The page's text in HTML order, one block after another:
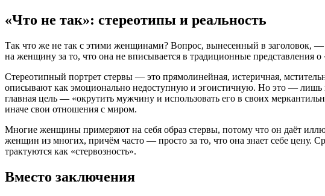
«Что не так»: стереотипы и реальность
Так что же не так с этими женщинами? Вопрос, вынесенный в заголовок,
на женщину за то, что она не вписывается в традиционные представления
Стереотипный портрет стервы — это прямолинейная, истеричная,
описывают как эмоционально недоступную и эгоистичную. Но это — лишь
главная цель — «окрутить мужчину и использовать его в своих
иначе свои отношения с миром.
Многие женщины примеряют на себя образ стервы, потому что он даёт
женщин из многих, причём часто — просто за то, что она знает себе цену.
трактуются как «стервозность».
Вместо заключения